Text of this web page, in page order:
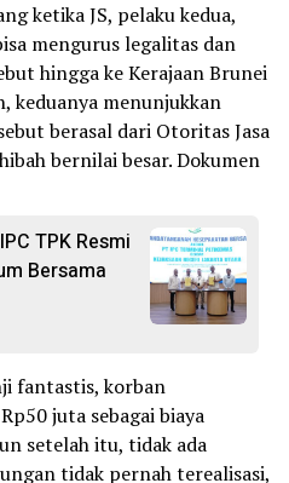
ketika JS, pelaku kedua,
mengurus legalitas dan
hingga ke Kerajaan Brunei
keduanya menunjukkan
berasal dari Otoritas Jasa
bernilai besar. Dokumen
TPK Resmi
Bersama
fantastis, korban
juta sebagai biaya
setelah itu, tidak ada
tidak pernah terealisasi,